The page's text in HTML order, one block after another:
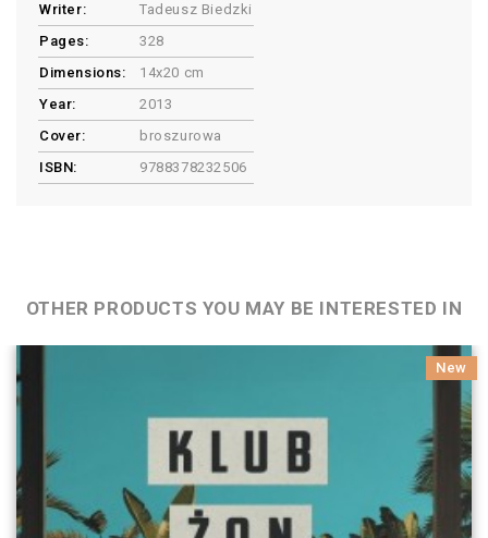
Writer:
Tadeusz Biedzki
Pages:
328
Dimensions:
14x20 cm
Year:
2013
Cover:
broszurowa
ISBN:
9788378232506
OTHER PRODUCTS YOU MAY BE INTERESTED IN
New